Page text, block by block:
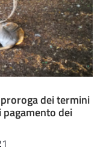
dei termini
dei